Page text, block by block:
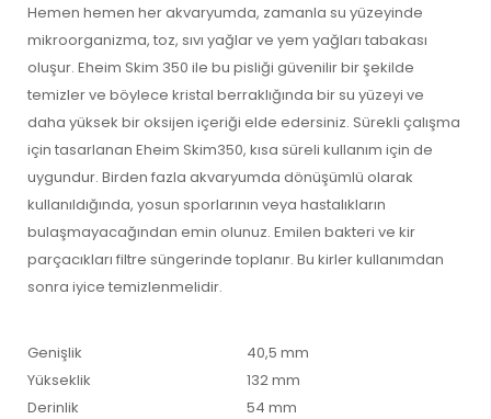
Hemen hemen her akvaryumda, zamanla su yüzeyinde
mikroorganizma, toz, sıvı yağlar ve yem yağları tabakası
oluşur. Eheim Skim 350 ile bu pisliği güvenilir bir şekilde
temizler ve böylece kristal berraklığında bir su yüzeyi ve
daha yüksek bir oksijen içeriği elde edersiniz. Sürekli çalışma
için tasarlanan Eheim Skim350, kısa süreli kullanım için de
uygundur. Birden fazla akvaryumda dönüşümlü olarak
kullanıldığında, yosun sporlarının veya hastalıkların
bulaşmayacağından emin olunuz. Emilen bakteri ve kir
parçacıkları filtre süngerinde toplanır. Bu kirler kullanımdan
sonra iyice temizlenmelidir.
Genişlik
40,5 mm
Yükseklik
132 mm
Derinlik
54 mm